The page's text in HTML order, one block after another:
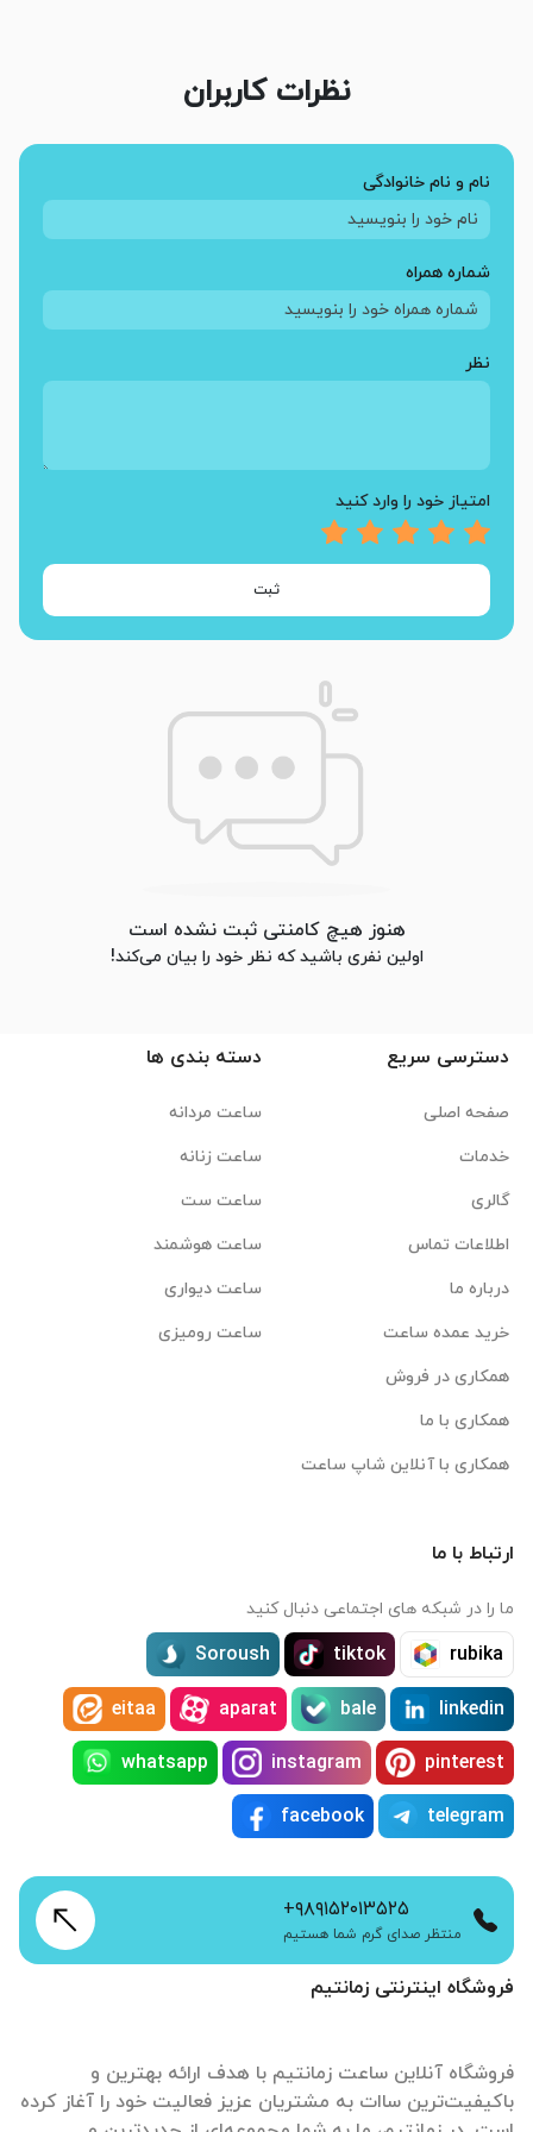
نظرات کاربران
نام و نام خانوادگی
شماره همراه
نظر
امتیاز خود را وارد کنید
ثبت
هنوز هیچ کامنتی ثبت نشده است
اولین نفری باشید که نظر خود را بیان می‌کند!
فروشگاه اینترنتی زمانتیم
فروشگاه آنلاین ساعت زمانتیم با هدف ارائه بهترین و
باکیفیت‌ترین ساات‌ به مشتریان عزیز فعالیت خود را آغاز کرده
دسترسی سریع
صفحه اصلی
خدمات
گالری
اطلاعات تماس
درباره ما
خرید عمده ساعت
همکاری در فروش
همکاری با ما
همکاری با آنلاین شاپ ساعت
دسته بندی ها
ساعت مردانه
ساعت زنانه
ساعت ست
ساعت هوشمند
ساعت دیواری
ساعت رومیزی
ارتباط با ما
ما را در شبکه های اجتماعی دنبال کنید
rubika
tiktok
Soroush
linkedin
bale
aparat
eitaa
pinterest
instagram
whatsapp
telegram
facebook
+۹۸۹۱۵۲۰۱۳۵۲۵
منتظر صدای گرم شما هستیم